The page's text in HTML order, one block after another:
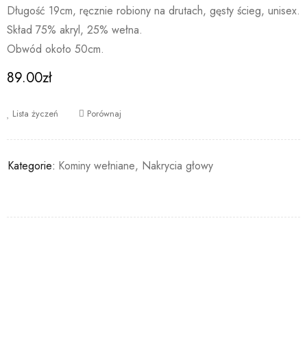
Długość 19cm, ręcznie robiony na drutach, gęsty ścieg, unisex.
Skład 75% akryl, 25% wełna.
Obwód około 50cm.
89.00zł
Lista życzeń Porównaj
Kategorie: Kominy wełniane, Nakrycia głowy